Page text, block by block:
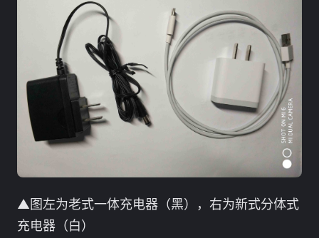
▲图左为老式一体充电器（黑），右为新式分体式
充电器（白）